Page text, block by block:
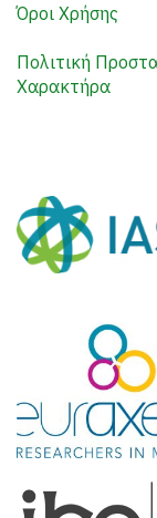
Όροι Χρήσης
Πολιτική
Χαρακτήρα